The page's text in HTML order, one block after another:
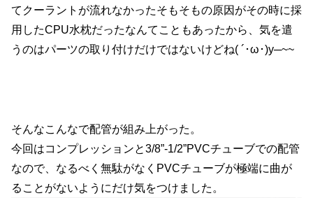
てクーラントが流れなかったそもそもの原因がその時に採
用したCPU水枕だったなんてこともあったから、気を遣
うのはパーツの取り付けだけではないけどね( ´･ω･)y─~~
そんなこんなで配管が組み上がった。
今回はコンプレッションと3/8”-1/2”PVCチューブでの配管
なので、なるべく無駄がなくPVCチューブが極端に曲が
ることがないようにだけ気をつけました。